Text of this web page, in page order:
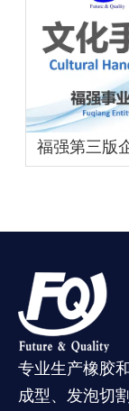
福强第三版
专业生产橡胶
成型、发泡切